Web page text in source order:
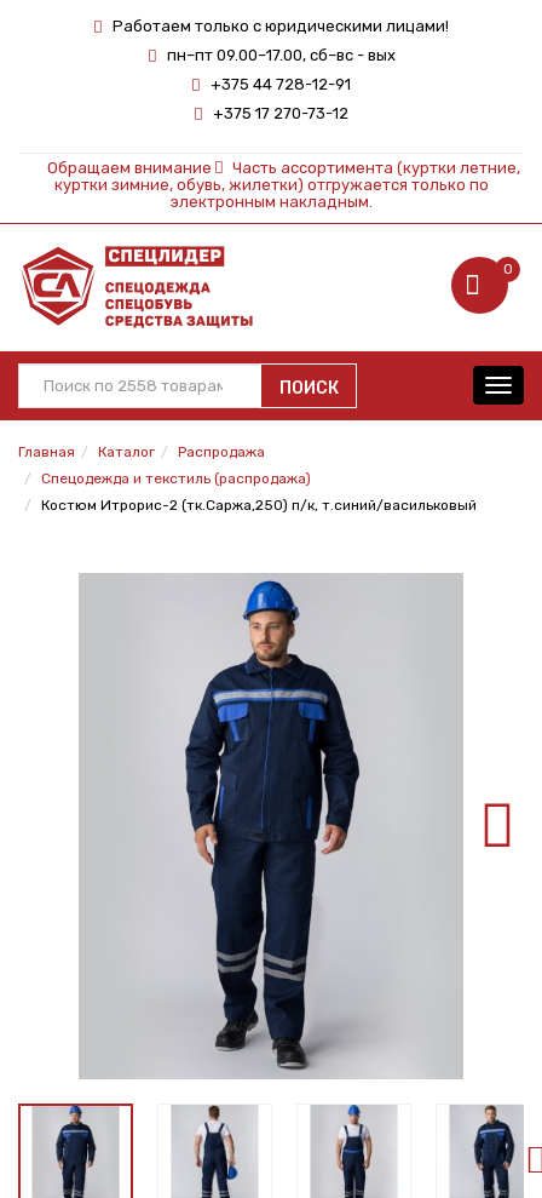
Работаем только с юридическими лицами!
пн–пт 09.00–17.00, сб–вс - вых
+375 44 728-12-91
+375 17 270-73-12
Обращаем внимание
Часть ассортимента (куртки летние,
куртки зимние, обувь, жилетки) отгружается только по
электронным накладным.
0
ПОИСК
Главная Каталог
Распродажа
Спецодежда и текстиль (распродажа)
Костюм Итрорис-2 (тк.Саржа,250) п/к, т.синий/васильковый